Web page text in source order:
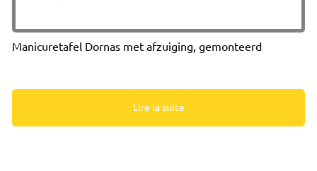
Manicuretafel Dornas met afzuiging, gemonteerd
Lire la suite